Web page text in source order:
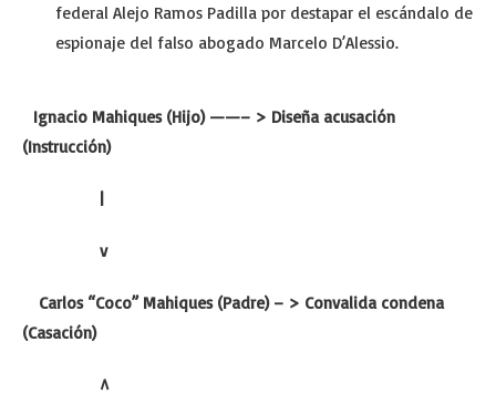
federal Alejo Ramos Padilla por destapar el escándalo de
espionaje del falso abogado Marcelo D’Alessio.
Ignacio Mahiques (Hijo) ——– > Diseña acusación
(Instrucción)
|
v
Carlos “Coco” Mahiques (Padre) – > Convalida condena
(Casación)
^